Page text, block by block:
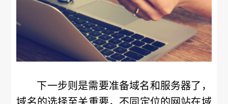
下一步则是需要准备域名和服务器了，